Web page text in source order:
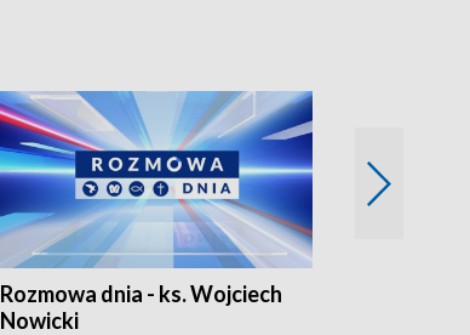
Rozmowa dnia - ks. Wojciech
Nowicki